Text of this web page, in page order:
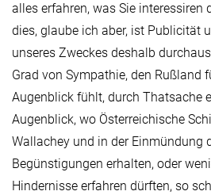
alles erfahren, was Sie
dies, glaube ich aber, ist Publicität
unseres Zweckes deshalb
Grad von Sympathie, den Rußland
Augenblick fühlt, durch Thatsache
Augenblick, wo Österreichische
Wallachey und in der Einmündung
Begünstigungen erhalten, oder
Hindernisse erfahren dürften, so